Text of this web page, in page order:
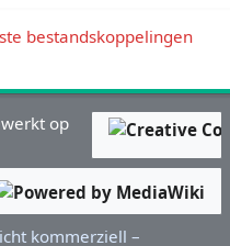
bestandskoppelingen
op
kommerziell –